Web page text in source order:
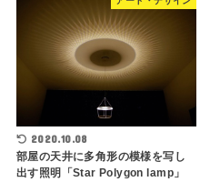
2020.10.08
部屋の天井に多角形の模様を写し
出す照明「Star Polygon lamp」